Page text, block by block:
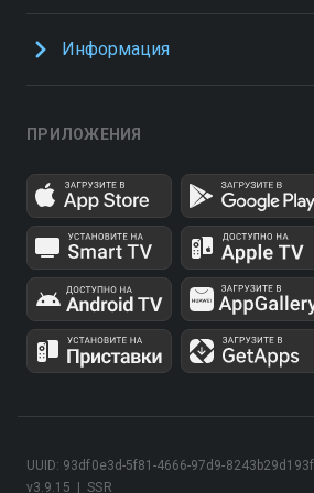
Информация
ПРИЛОЖЕНИЯ
v3.9.15 SSR
UUID: 93df0e3d-5f81-4666-97d9-8243b29d193f